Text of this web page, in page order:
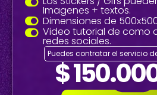
Imagenes + textos.
Dimensiones de
Video tutorial de como
redes sociales.
Puedes contratar el servicio
$